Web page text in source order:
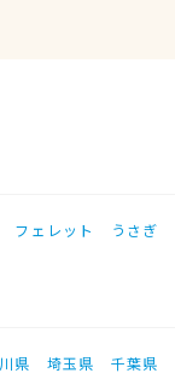
フェレット うさぎ
県 埼玉県 千葉県